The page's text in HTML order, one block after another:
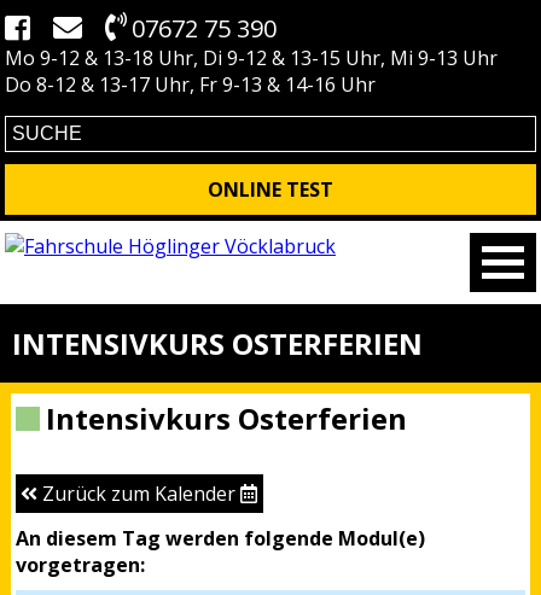
07672 75 390
Mo 9-12 & 13-18 Uhr, Di 9-12 & 13-15 Uhr, Mi 9-13 Uhr
Do 8-12 & 13-17 Uhr, Fr 9-13 & 14-16 Uhr
ONLINE TEST
INTENSIVKURS OSTERFERIEN
Intensivkurs Osterferien
Zurück zum Kalender
An diesem Tag werden folgende Modul(e)
vorgetragen: